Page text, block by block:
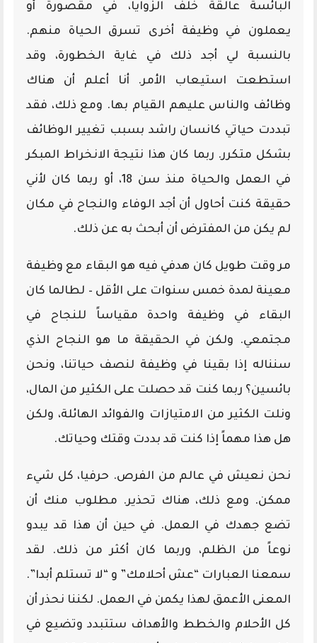
البائسة عالقة خلف الزوايا، في مقصورة أو
يعملون في وظيفة أخرى تسرق الحياة منهم.
بالنسبة لي أجد ذلك في غاية الخطورة، وقد
استطعت استيعاب الأمر. أنا أعلم أن هناك
وظائف والناس عليهم القيام بها. ومع ذلك، فقد
تبددت حياتي كانسان راشد بسبب تغيير الوظائف
بشكل متكرر. ربما كان هذا نتيجة الانخراط المبكر
في العمل والحياة منذ سن 18، أو ربما كان لأني
حقيقة كنت أحاول أن أجد الوفاء والنجاح في مكان
لم يكن من المفترض أن أبحث به عن ذلك.
مر وقت طويل كان هدفي فيه هو البقاء مع وظيفة
معينة لمدة خمس سنوات على الأقل – لطالما كان
البقاء في وظيفة واحدة مقياساً للنجاح في
مجتمعي. ولكن في الحقيقة ما هو النجاح الذي
سنناله إذا بقينا في وظيفة لنصف حياتنا، ونحن
بائسين؟ ربما كنت قد حصلت على الكثير من المال،
ونلت الكثير من الامتيازات والفوائد الهائلة، ولكن
هل هذا مهماً إذا كنت قد بددت وقتك وحياتك.
نحن نعيش في عالم من الفرص. حرفيا، كل شيء
ممكن. ومع ذلك، هناك تحذير. مطلوب منك أن
تضع جهدك في العمل. في حين أن هذا قد يبدو
نوعاً من الظلم، وربما كان أكثر من ذلك. لقد
سمعنا العبارات “عش أحلامك” و “لا تستلم أبدا”.
المعنى الأعمق لهذا يكمن في العمل. لكننا نحذر أن
كل الأحلام والخطط والأهداف ستتبدد وتضيع في